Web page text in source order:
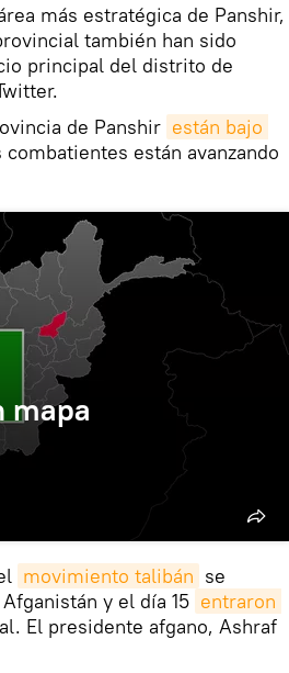
más estratégica de Panshir,
también han sido
principal del distrito de
de Panshir están bajo
están avanzando
mapa
movimiento talibán se
y el día 15 entraron
El presidente afgano, Ashraf